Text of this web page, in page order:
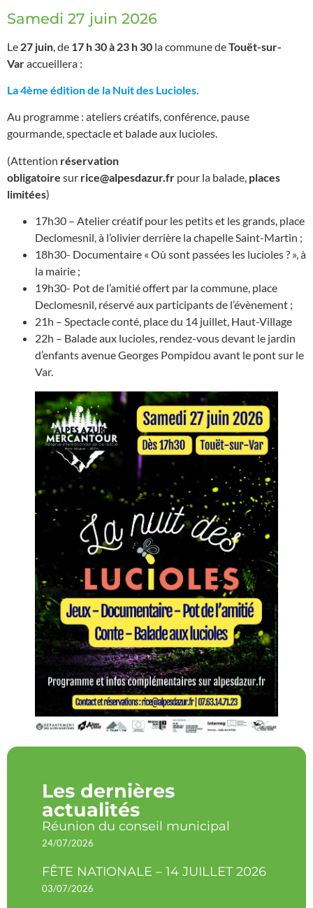
Samedi 27 juin 2026
Le 27 juin , de 17 h 30 à 23 h 30 la commune deTouët-sur-
Varaccueillera :
La 4ème édition de la Nuit des Lucioles.
Au programme : ateliers créatifs, conférence, pause
gourmande, spectacle et balade aux lucioles.
(Attention réservation
obligatoire sur rice@alpesdazur.fr pour la balade, places
limitées)
17h30 – Atelier créatif pour les petits et les grands, place
Declomesnil, à l’olivier derrière la chapelle Saint-Martin ;
18h30- Documentaire « Où sont passées les lucioles ? », à
la mairie ;
19h30- Pot de l’amitié offert par la commune, place
Declomesnil, réservé aux participants de l’évènement ;
21h – Spectacle conté, place du 14 juillet, Haut-Village
22h – Balade aux lucioles, rendez-vous devant le jardin
d’enfants avenue Georges Pompidou avant le pont sur le
Var.
Les dernières
actualités
Réunion du conseil municipal
24/07/2026
FÊTE NATIONALE – 14 JUILLET 2026
03/07/2026